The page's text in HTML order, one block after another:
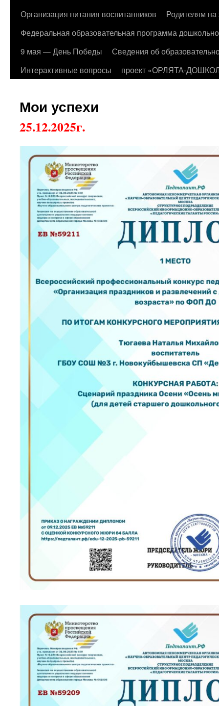
Организация питания воспитанников
Родителям на
Федеральная образовательная программа
9 мая — День Победы
Сведения об
Интерактивные вопросы
проект «ОРЛЯТА-
Мои успехи
25.12.2025г.